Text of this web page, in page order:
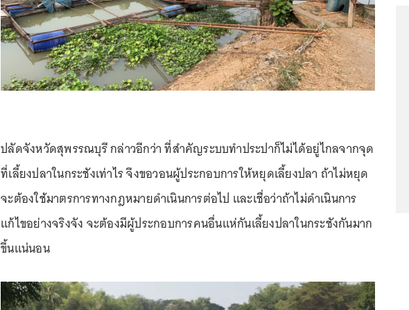
ปลัดจังหวัดสุพรรณบุรี กล่าวอีกว่า ที่สำคัญระบบทำประปาก็ไม่ได้อยู่ไกลจากจุด
ที่เลี้ยงปลาในกระชังเท่าไร จึงขอวอนผู้ประกอบการให้หยุดเลี้ยงปลา ถ้าไม่หยุด
จะต้องใช้มาตรการทางกฎหมายดำเนินการต่อไป และเชื่อว่าถ้าไม่ดำเนินการ
แก้ไขอย่างจริงจัง จะต้องมีผู้ประกอบการคนอื่นแห่กันเลี้ยงปลาในกระชังกันมาก
ขึ้นแน่นอน